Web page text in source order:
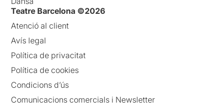
Teatre Barcelona ©2026
Atenció al client
Avís legal
Política de privacitat
Política de cookies
Condicions d’ús
Comunicacions comercials i Newsletter